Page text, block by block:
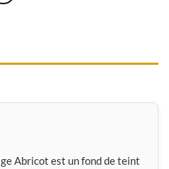
Abricot est un fond de teint